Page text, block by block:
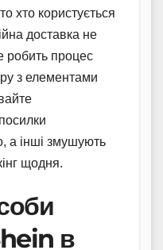
хто користується
доставка не
робить процес
з елементами
а інші змушують
щодня.
в